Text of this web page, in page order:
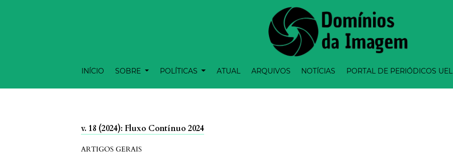
INÍCIO SOBRE POLÍTICAS ATUAL ARQUIVOS NOTÍCIAS PORTAL DE PERIÓDICOS UEL
v. 18 (2024): Fluxo Contínuo 2024
ARTIGOS GERAIS